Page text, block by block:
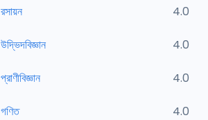
রসায়ন 4.0
উদ্ভিদবিজ্ঞান 4.0
প্রাণীবিজ্ঞান 4.0
গণিত 4.0